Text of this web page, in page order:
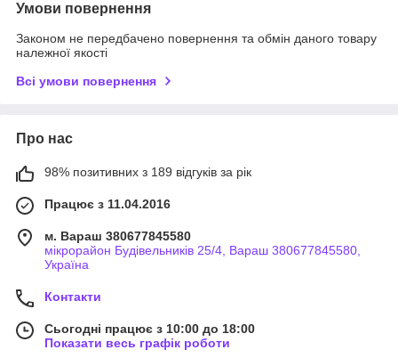
Умови повернення
Законом не передбачено повернення та обмін даного товару
належної якості
Всі умови повернення
Про нас
98% позитивних з 189 відгуків за рік
Працює з 11.04.2016
м. Вараш 380677845580
мікрорайон Будівельників 25/4, Вараш 380677845580,
Україна
Контакти
Сьогодні працює з 10:00 до 18:00
Показати весь графік роботи